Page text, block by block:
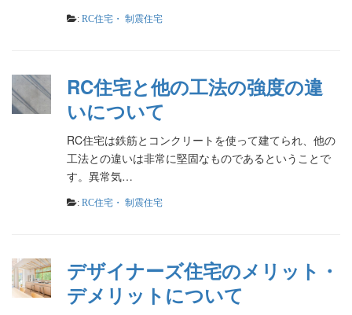
: RC住宅・ 制震住宅
RC住宅と他の工法の強度の違
いについて
RC住宅は鉄筋とコンクリートを使って建てられ、他の
工法との違いは非常に堅固なものであるということで
す。異常気…
: RC住宅・ 制震住宅
デザイナーズ住宅のメリット・
デメリットについて